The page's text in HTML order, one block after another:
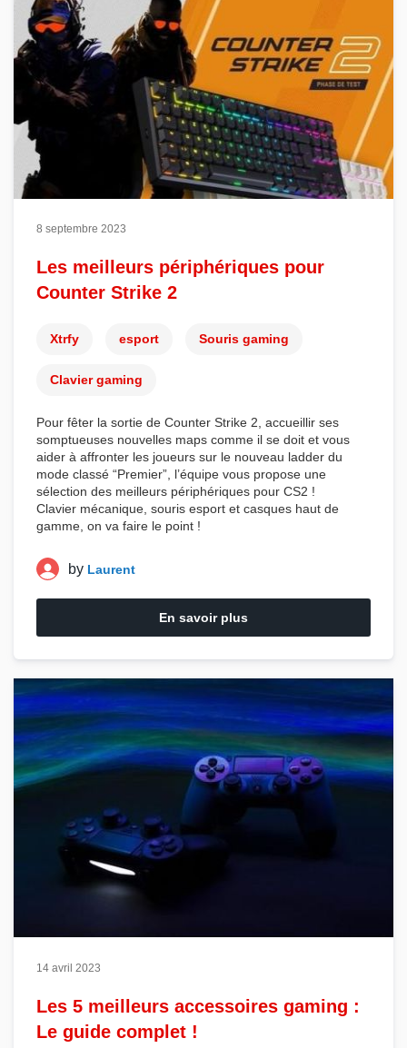
8 septembre 2023
Les meilleurs périphériques pour
Counter Strike 2
Xtrfy esport Souris gaming
Clavier gaming
Pour fêter la sortie de Counter Strike 2 , accueillir ses
somptueuses nouvelles maps comme il se doit et vous
aider à affronter les joueurs sur le nouveau ladder du
mode classé “Premier”, l’équipe vous propose une
sélection des meilleurs périphériques pour CS2 !
Clavier mécanique, souris esport et casques haut de
gamme, on va faire le point !
by Laurent
En savoir plus
14 avril 2023
Les 5 meilleurs accessoires gaming :
Le guide complet !